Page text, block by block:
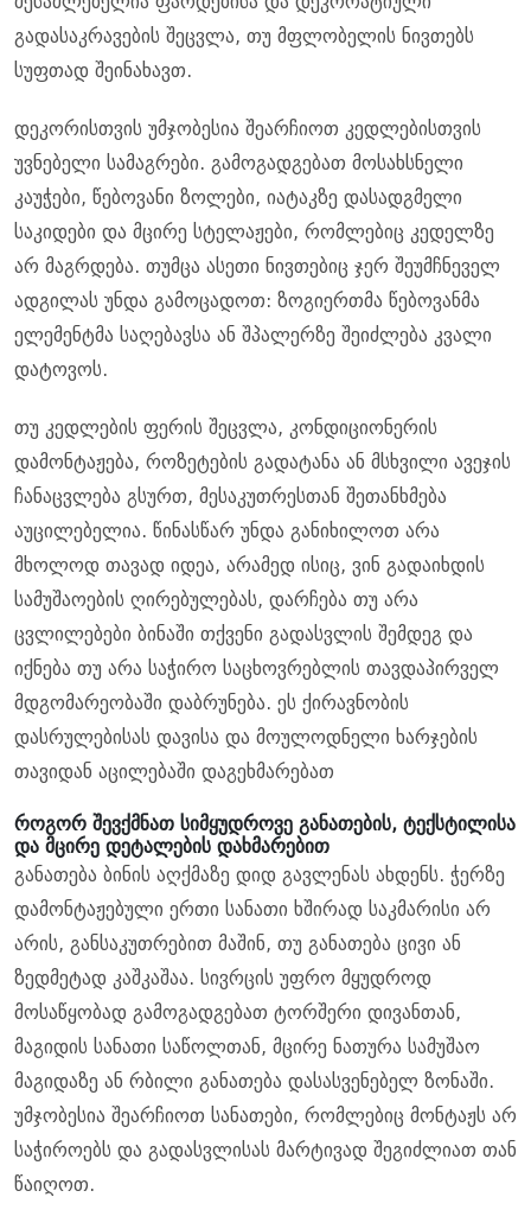
გადასაკრავების შეცვლა, თუ მფლობელის ნივთებს
სუფთად შეინახავთ.
დეკორისთვის უმჯობესია შეარჩიოთ კედლებისთვის
უვნებელი სამაგრები. გამოგადგებათ მოსახსნელი
კაუჭები, წებოვანი ზოლები, იატაკზე დასადგმელი
საკიდები და მცირე სტელაჟები, რომლებიც კედელზე
არ მაგრდება. თუმცა ასეთი ნივთებიც ჯერ შეუმჩნეველ
ადგილას უნდა გამოცადოთ: ზოგიერთმა წებოვანმა
ელემენტმა საღებავსა ან შპალერზე შეიძლება კვალი
დატოვოს.
თუ კედლების ფერის შეცვლა, კონდიციონერის
დამონტაჟება, როზეტების გადატანა ან მსხვილი ავეჯის
ჩანაცვლება გსურთ, მესაკუთრესთან შეთანხმება
აუცილებელია. წინასწარ უნდა განიხილოთ არა
მხოლოდ თავად იდეა, არამედ ისიც, ვინ გადაიხდის
სამუშაოების ღირებულებას, დარჩება თუ არა
ცვლილებები ბინაში თქვენი გადასვლის შემდეგ და
იქნება თუ არა საჭირო საცხოვრებლის თავდაპირველ
მდგომარეობაში დაბრუნება. ეს ქირავნობის
დასრულებისას დავისა და მოულოდნელი ხარჯების
თავიდან აცილებაში დაგეხმარებათ
როგორ შევქმნათ სიმყუდროვე განათების, ტექსტილისა
და მცირე დეტალების დახმარებით
განათება ბინის აღქმაზე დიდ გავლენას ახდენს. ჭერზე
დამონტაჟებული ერთი სანათი ხშირად საკმარისი არ
არის, განსაკუთრებით მაშინ, თუ განათება ცივი ან
ზედმეტად კაშკაშაა. სივრცის უფრო მყუდროდ
მოსაწყობად გამოგადგებათ ტორშერი დივანთან,
მაგიდის სანათი საწოლთან, მცირე ნათურა სამუშაო
მაგიდაზე ან რბილი განათება დასასვენებელ ზონაში.
უმჯობესია შეარჩიოთ სანათები, რომლებიც მონტაჟს არ
საჭიროებს და გადასვლისას მარტივად შეგიძლიათ თან
წაიღოთ.